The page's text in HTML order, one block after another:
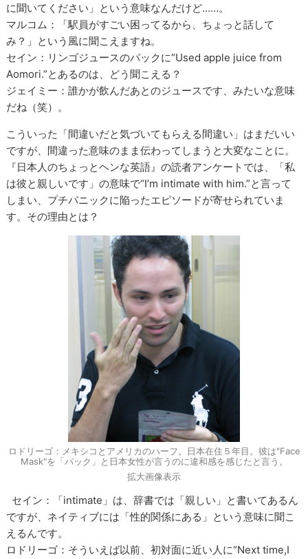
に聞いてください」という意味なんだけど……。
マルコム：「駅員がすごい困ってるから、ちょっと話して
み？」という風に聞こえますね。
セイン：リンゴジュースのパックに“Used apple juice from
Aomori.”とあるのは、どう聞こえる？
ジェイミー：誰かが飲んだあとのジュースです、みたいな意味
だね（笑）。
こういった「間違いだと気づいてもらえる間違い」はまだいい
ですが、間違った意味のまま伝わってしまうと大変なことに。
『日本人のちょっとヘンな英語』の読者アンケートでは、「私
は彼と親しいです」の意味で“I’m intimate with him.”と言って
しまい、プチパニックに陥ったエピソードが寄せられていま
す。その理由とは？
ロドリーゴ：メキシコとアメリカのハーフ。日本在住５年目。彼は"Face
Mask"を「パック」と日本女性が言うのに違和感を感じたと言う。
拡大画像表示
セイン：「intimate」は、辞書では「親しい」と書いてあるん
ですが、ネイティブには「性的関係にある」という意味に聞こ
えるんです。
ロドリーゴ：そういえば以前、初対面に近い人に“Next time,I